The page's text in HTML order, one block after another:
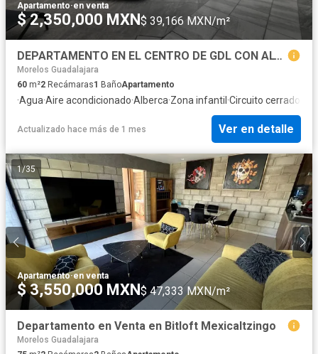
Apartamento·en venta
$ 2,350,000 MXN$ 39,166 MXN/m²
DEPARTAMENTO EN EL CENTRO DE GDL CON ALTA RENTABILIDAD
Morelos Guadalajara
60 m²2 Recámaras1 BañoApartamento
·Agua·Aire acondicionado·Alberca·Zona infantil ·Circuito cerrado de
Actualizado hace más de 1 mes Ver en detalle
1/35
Apartamento·en venta
$ 3,550,000 MXN$ 47,333 MXN/m²
Departamento en Venta en Bitloft Mexicaltzingo
Morelos Guadalajara